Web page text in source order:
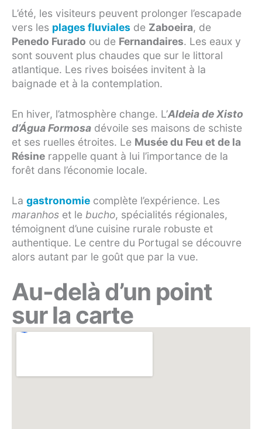
L’été, les visiteurs peuvent prolonger l’escapade
vers les plages fluviales de Zaboeira, de
Penedo Furado ou de Fernandaires. Les eaux y
sont souvent plus chaudes que sur le littoral
atlantique. Les rives boisées invitent à la
baignade et à la contemplation.
En hiver, l’atmosphère change. L’Aldeia de Xisto
d’Água Formosa dévoile ses maisons de schiste
et ses ruelles étroites. Le Musée du Feu et de la
Résine rappelle quant à lui l’importance de la
forêt dans l’économie locale.
La gastronomie complète l’expérience. Les
maranhos et le bucho, spécialités régionales,
témoignent d’une cuisine rurale robuste et
authentique. Le centre du Portugal se découvre
alors autant par le goût que par la vue.
Au-delà d’un point
sur la carte